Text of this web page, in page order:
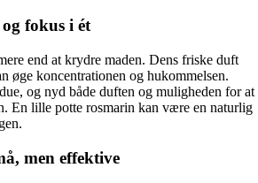
fokus i ét
end at krydre maden. Dens friske duft
øge koncentrationen og hukommelsen.
og nyd både duften og muligheden for at
En lille potte rosmarin kan være en naturlig
men effektive